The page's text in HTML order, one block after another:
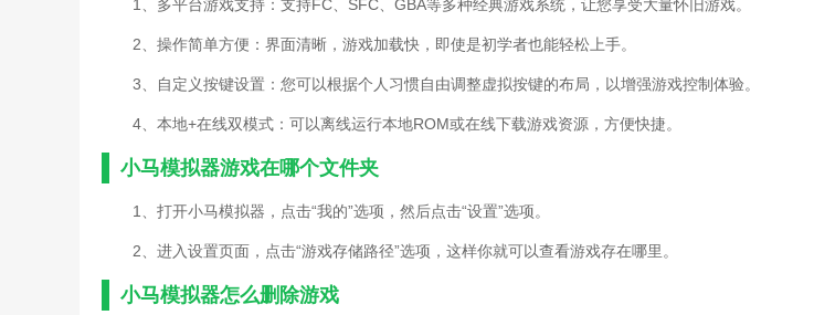
1、多平台游戏支持：支持FC、SFC、GBA等多种经典游戏系统，让您享受大量怀旧游戏。
2、操作简单方便：界面清晰，游戏加载快，即使是初学者也能轻松上手。
3、自定义按键设置：您可以根据个人习惯自由调整虚拟按键的布局，以增强游戏控制体验。
4、本地+在线双模式：可以离线运行本地ROM或在线下载游戏资源，方便快捷。
小马模拟器游戏在哪个文件夹
1、打开小马模拟器，点击“我的”选项，然后点击“设置”选项。
2、进入设置页面，点击“游戏存储路径”选项，这样你就可以查看游戏存在哪里。
小马模拟器怎么删除游戏